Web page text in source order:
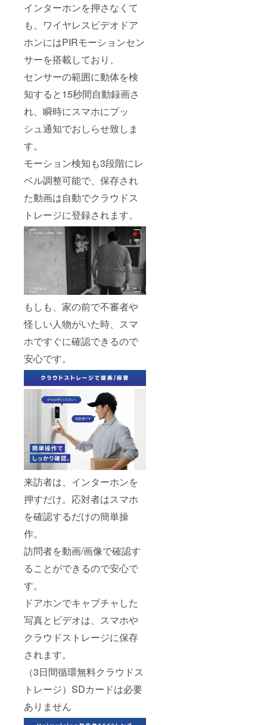
インターホンを押さなくて
も、ワイヤレスビデオドア
ホンにはPIRモーションセン
サーを搭載しており、
センサーの範囲に動体を検
知すると15秒間自動録画さ
れ、瞬時にスマホにプッ
シュ通知でおしらせ致しま
す。
モーション検知も3段階にレ
ベル調整可能で、保存され
た動画は自動でクラウドス
トレージに登録されます。
もしも、家の前で不審者や
怪しい人物がいた時、スマ
ホですぐに確認できるので
安心です。
来訪者は、インターホンを
押すだけ。応対者はスマホ
を確認するだけの簡単操
作。
訪問者を動画/画像で確認す
ることができるので安心で
す。
ドアホンでキャプチャした
写真とビデオは、スマホや
クラウドストレージに保存
されます。
（3日間循環無料クラウドス
トレージ）SDカードは必要
ありません